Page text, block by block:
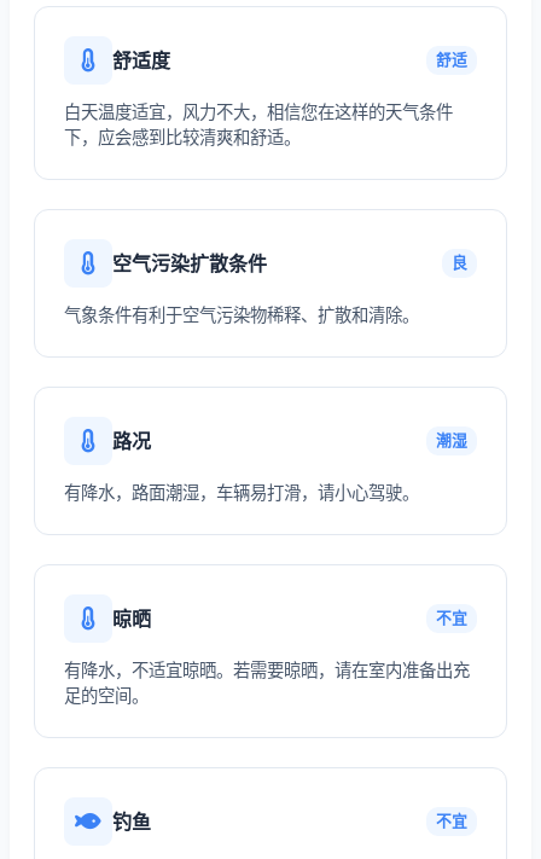
舒适度 舒适
白天温度适宜，风力不大，相信您在这样的天气条件
下，应会感到比较清爽和舒适。
空气污染扩散条件 良
气象条件有利于空气污染物稀释、扩散和清除。
路况 潮湿
有降水，路面潮湿，车辆易打滑，请小心驾驶。
晾晒 不宜
有降水，不适宜晾晒。若需要晾晒，请在室内准备出充
足的空间。
钓鱼 不宜